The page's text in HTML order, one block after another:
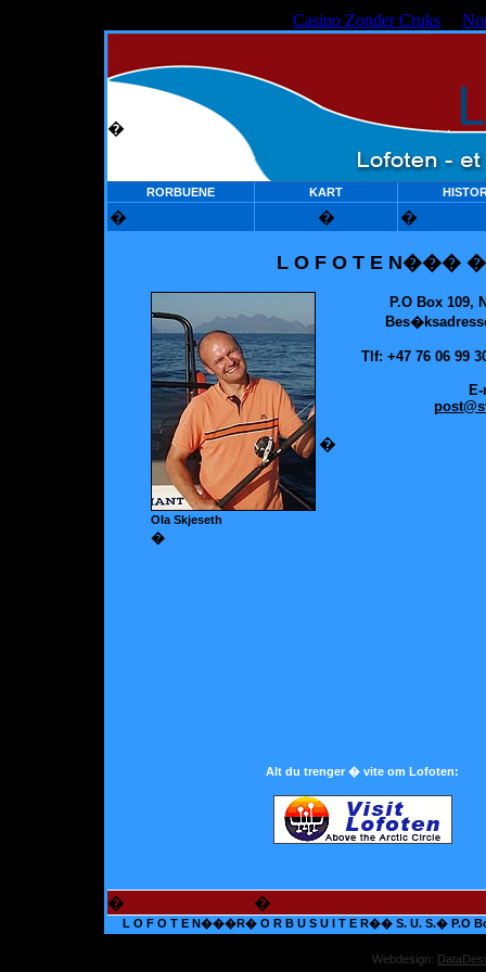
Casino Zonder Cruks
�
RORBUENE KART
� � �
L O F O T E N���
Ola Skjeseth
�
P.O Box 109,
Tlf: +47 76 06 99
post
�
Alt du trenger � vite om Lofoten:
� �
L O F O T E N���R� O R B U S U I T E R�� S. U. S.� P.O
Webdesign: